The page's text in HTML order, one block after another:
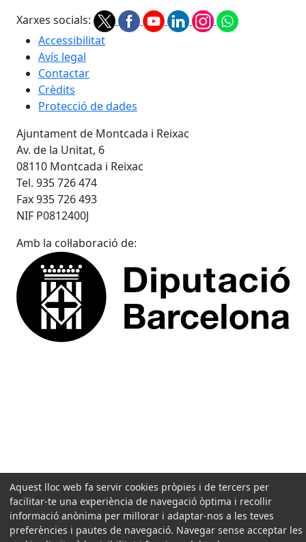
Xarxes socials:
Accessibilitat
Avís legal
Contactar
Crèdits
Protecció de dades
Ajuntament de Montcada i Reixac
Av. de la Unitat, 6
08110 Montcada i Reixac
Tel. 935 726 474
Fax 935 726 493
NIF P0812400J
Amb la col·laboració de:
Aquest lloc web fa servir cookies pròpies i de tercers per
facilitar-te una experiència de navegació òptima i recollir
informació anònima per millorar i adaptar-nos a les teves
preferències i pautes de navegació. Navegar sense acceptar les